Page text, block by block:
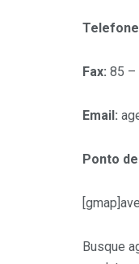
Fax: 85 –
Email:
Ponto
Busque